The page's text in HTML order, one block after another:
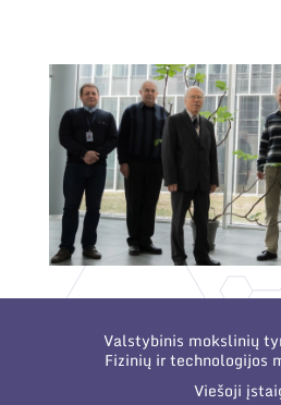
Valstybinis mokslinių
Fizinių ir technologijos
Viešoji